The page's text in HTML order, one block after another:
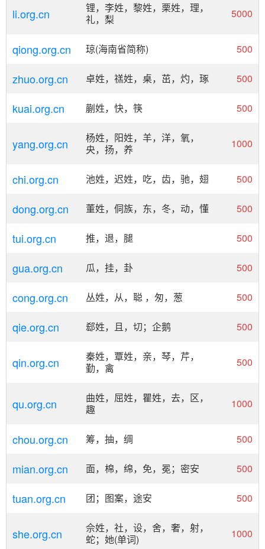
li.org.cn
锂，李姓，黎姓，栗姓，理，
礼，梨
5000
qiong.org.cn 琼(海南省简称) 500
zhuo.org.cn 卓姓，禚姓，桌，茁，灼，琢 500
kuai.org.cn 蒯姓，快，筷 500
yang.org.cn
杨姓，阳姓，羊，洋，氧，
央，扬，养
1000
chi.org.cn 池姓，迟姓，吃，齿，驰，翅 500
dong.org.cn 董姓，侗族，东，冬，动，懂 500
tui.org.cn 推，退，腿 500
gua.org.cn 瓜，挂，卦 500
cong.org.cn 丛姓，从，聪 ，匆，葱 500
qie.org.cn 郄姓，且，切；企鹅 500
qin.org.cn
秦姓，覃姓，亲，琴，芹，
勤，禽
500
qu.org.cn
曲姓，屈姓，瞿姓，去，区，
趣
1000
chou.org.cn 筹，抽，绸 500
mian.org.cn 面，棉，绵，免，冕；密安 500
tuan.org.cn 团；图案，途安 500
she.org.cn
佘姓，社，设，舍，奢，射，
蛇；她(单词)
1000